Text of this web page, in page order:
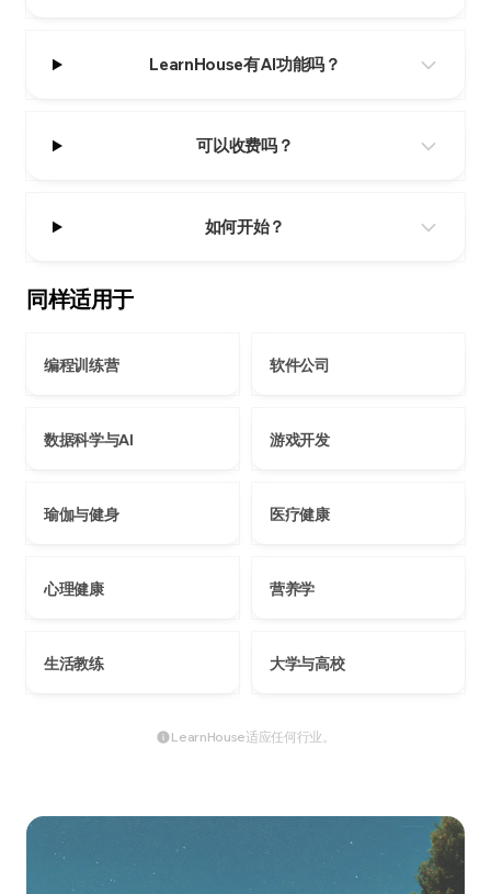
LearnHouse有AI功能吗？
可以收费吗？
如何开始？
同样适用于
编程训练营 软件公司
数据科学与AI 游戏开发
瑜伽与健身 医疗健康
心理健康 营养学
生活教练 大学与高校
LearnHouse适应任何行业。